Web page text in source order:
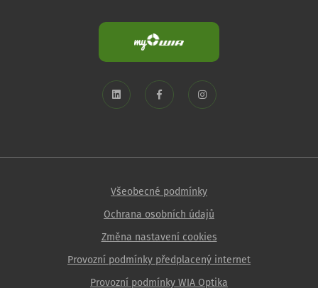
Všeobecné podmínky
Ochrana osobních údajů
Změna nastavení cookies
Provozní podmínky předplacený internet
Provozní podmínky WIA Optika